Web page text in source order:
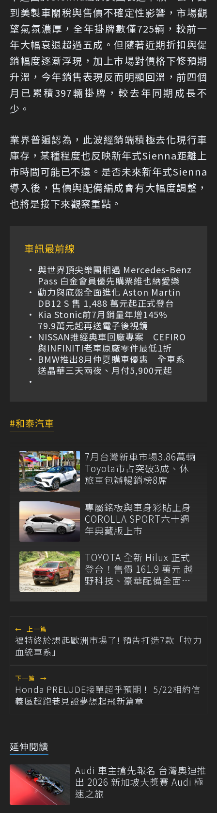
到美製車關稅與售價不確定性影響，市場觀
望氣氛濃厚，全年掛牌數僅725輛，較前一
年大幅衰退超過五成。但隨著近期折扣與促
銷幅度逐漸浮現，加上市場對價格下修預期
升溫，今年銷售表現反而明顯回溫，前四個
月已累積397輛掛牌，較去年同期成長不
少。
業界普遍認為，此波經銷端積極去化現行車
庫存，某種程度也反映新年式Sienna距離上
市時間可能已不遠。是否未來新年式Sienna
導入後，售價與配備編成會有大幅度調整，
也將是接下來觀察重點。
車訊最前線
與世界頂尖樂團相遇 Mercedes-Benz
Pass 白金會員優先購票維也納愛樂
動力與底盤全面進化 Aston Martin
DB12 S 售 1,488 萬元起正式登台
Kia Stonic前7月銷量年增145%
79.9萬元起再送電子後視鏡
NISSAN推經典車回廠專案 CEFIRO
與INFINITI老車原廠零件最低1折
BMW推出8月仲夏購車優惠 全車系
送晶華三天兩夜、月付5,900元起
和泰汽車
7月台灣新車市場3.86萬輛
Toyota市占突破3成、休
旅車包辦暢銷榜8席
專屬銘板與車身彩貼上身
COROLLA SPORT六十週
年典藏版上市
TOYOTA 全新 Hilux 正式
登台！售價 161.9 萬元 越
野科技、豪華配備全面升
← 上一篇
福特終於想起歐洲市場了! 預告打造7款「拉力
血統車系」
下一篇 →
Honda PRELUDE接單超乎預期！ 5/22相約信
義區超跑巷見證夢想起飛新篇章
延伸閱讀
Audi 車主搶先報名 台灣奧迪推
出 2026 新加坡大獎賽 Audi 極
速之旅